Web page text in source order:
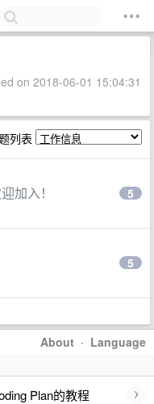
on 2018-06-01 15:04:31
列表
加入！ 5
5
About · Language
Plan的教程 ›